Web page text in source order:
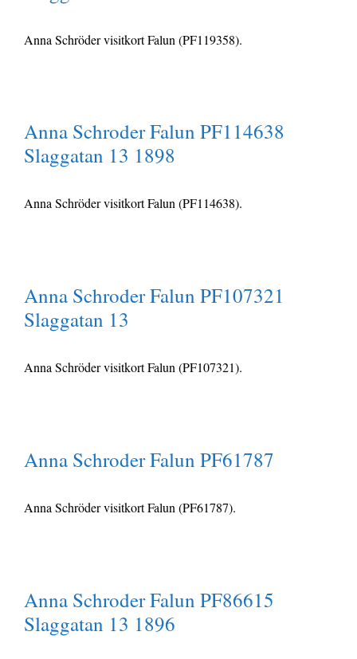
Anna Schröder visitkort Falun (PF119358).
Anna Schroder Falun PF114638
Slaggatan 13 1898
Anna Schröder visitkort Falun (PF114638).
Anna Schroder Falun PF107321
Slaggatan 13
Anna Schröder visitkort Falun (PF107321).
Anna Schroder Falun PF61787
Anna Schröder visitkort Falun (PF61787).
Anna Schroder Falun PF86615
Slaggatan 13 1896